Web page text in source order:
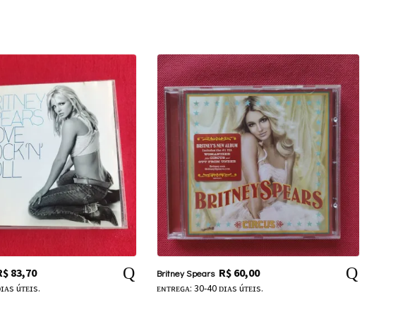
83,70
úᴛᴇɪs.
Britney Spears R$ 60,00
ᴇɴᴛʀᴇɢᴀ: 30-40 ᴅɪᴀs úᴛᴇɪs.